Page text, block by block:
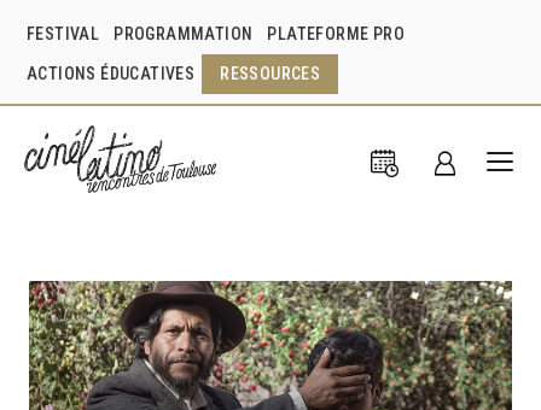
FESTIVAL PROGRAMMATION PLATEFORME PRO
ACTIONS ÉDUCATIVES RESSOURCES